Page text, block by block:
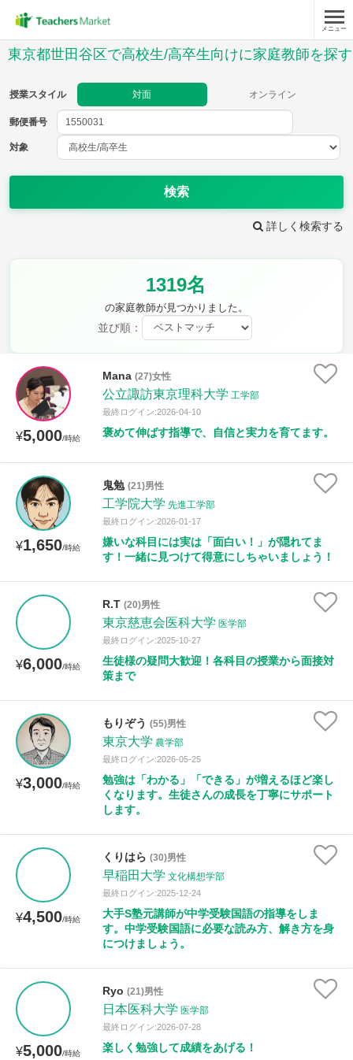
メニュー
東京都世田谷区で高校生/高卒生向けに家庭教師を探す
授業スタイル 対面 オンライン
郵便番号
対象
検索
詳しく検索する
1319名
の家庭教師が見つかりました。
並び順：
¥5,000/時給
Mana (27)女性
公立諏訪東京理科大学 工学部
最終ログイン:2026-04-10
褒めて伸ばす指導で、自信と実力を育てます。
¥1,650/時給
鬼勉 (21)男性
工学院大学 先進工学部
最終ログイン:2026-01-17
嫌いな科目には実は「面白い！」が隠れてま
す！一緒に見つけて得意にしちゃいましょう！
¥6,000/時給
R.T (20)男性
東京慈恵会医科大学 医学部
最終ログイン:2025-10-27
生徒様の疑問大歓迎！各科目の授業から面接対
策まで
¥3,000/時給
もりぞう (55)男性
東京大学 農学部
最終ログイン:2026-05-25
勉強は「わかる」「できる」が増えるほど楽し
くなります。生徒さんの成長を丁寧にサポート
します。
¥4,500/時給
くりはら (30)男性
早稲田大学 文化構想学部
最終ログイン:2025-12-24
大手S塾元講師が中学受験国語の指導をしま
す。中学受験国語に必要な読み方、解き方を身
につけましょう。
¥5,000/時給
Ryo (21)男性
日本医科大学 医学部
最終ログイン:2026-07-28
楽しく勉強して成績をあげる！
郵便番号
教科
英語(リスニング)
数学A 数学B 数学C 現代文
世界史 日本史 地理 現代社会 倫理
政治経済 小論文 美術 書道 家庭科
時給：¥1,000 ～ ¥10,000
月曜日 火曜日 水曜日
土曜日 日曜日
所属大学
距離：15km以内